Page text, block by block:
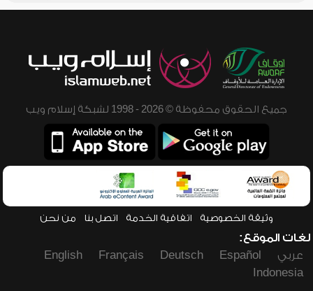
جميع الحقوق محفوظة © 2026 - 1998 لشبكة إسلام ويب
وثيقة الخصوصية اتفاقية الخدمة اتصل بنا من نحن
لغات الموقع:
عربي
Español
Deutsch
Français
English
Indonesia